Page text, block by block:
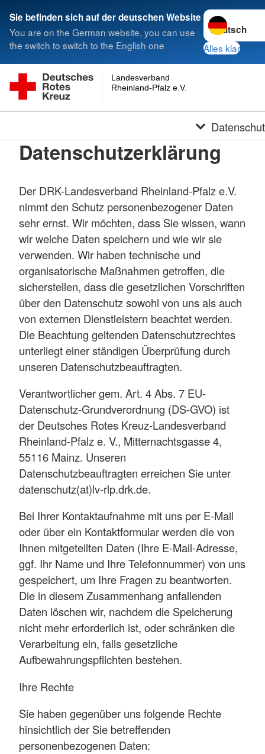
Sie befinden sich auf der deutschen Website
You are on the German website, you can use
the switch to switch to the English one
Sprache
Alles klar
Rheinland-Pfalz e.V.
Landesverband
Datenschutzerklärung
Der DRK-Landesverband Rheinland-Pfalz e.V.
nimmt den Schutz personenbezogener Daten
sehr ernst. Wir möchten, dass Sie wissen, wann
wir welche Daten speichern und wie wir sie
verwenden. Wir haben technische und
organisatorische Maßnahmen getroffen, die
sicherstellen, dass die gesetzlichen Vorschriften
über den Datenschutz sowohl von uns als auch
von externen Dienstleistern beachtet werden.
Die Beachtung geltenden Datenschutzrechtes
unterliegt einer ständigen Überprüfung durch
unseren Datenschutzbeauftragten.
Verantwortlicher gem. Art. 4 Abs. 7 EU-
Datenschutz-Grundverordnung (DS-GVO) ist
der Deutsches Rotes Kreuz-Landesverband
Rheinland-Pfalz e. V., Mitternachtsgasse 4,
55116 Mainz. Unseren
Datenschutzbeauftragten erreichen Sie unter
datenschutz(at)lv-rlp.drk.de.
Bei Ihrer Kontaktaufnahme mit uns per E-Mail
oder über ein Kontaktformular werden die von
Ihnen mitgeteilten Daten (Ihre E-Mail-Adresse,
ggf. Ihr Name und Ihre Telefonnummer) von uns
gespeichert, um Ihre Fragen zu beantworten.
Die in diesem Zusammenhang anfallenden
Daten löschen wir, nachdem die Speicherung
nicht mehr erforderlich ist, oder schränken die
Verarbeitung ein, falls gesetzliche
Aufbewahrungspflichten bestehen.
Ihre Rechte
Sie haben gegenüber uns folgende Rechte
hinsichtlich der Sie betreffenden
personenbezogenen Daten: